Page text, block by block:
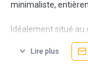
minimaliste,
Idéalement situé au
entre le canal
Faubourg Saint-
Lire plus